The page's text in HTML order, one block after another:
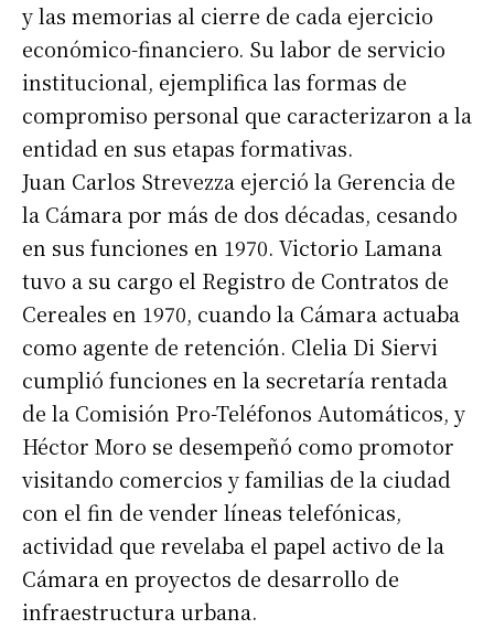
y las memorias al cierre de cada ejercicio
económico-financiero. Su labor de servicio
institucional, ejemplifica las formas de
compromiso personal que caracterizaron a la
entidad en sus etapas formativas.
Juan Carlos Strevezza ejerció la Gerencia de
la Cámara por más de dos décadas, cesando
en sus funciones en 1970. Victorio Lamana
tuvo a su cargo el Registro de Contratos de
Cereales en 1970, cuando la Cámara actuaba
como agente de retención. Clelia Di Siervi
cumplió funciones en la secretaría rentada
de la Comisión Pro-Teléfonos Automáticos, y
Héctor Moro se desempeñó como promotor
visitando comercios y familias de la ciudad
con el fin de vender líneas telefónicas,
actividad que revelaba el papel activo de la
Cámara en proyectos de desarrollo de
infraestructura urbana.